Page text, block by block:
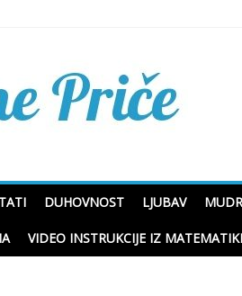
DUHOVNOST LJUBAV
VIDEO INSTRUKCIJE IZ